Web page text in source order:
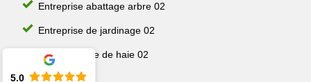
Entreprise abattage arbre 02
Entreprise de jardinage 02
Jardinier taille de haie 02
5.0